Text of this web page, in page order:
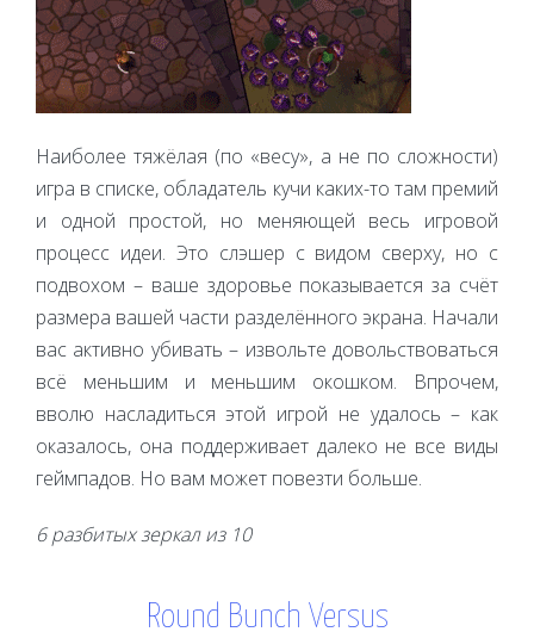
Наиболее тяжёлая (по «весу», а не по сложности)
игра в списке, обладатель кучи каких-то там премий
и одной простой, но меняющей весь игровой
процесс идеи. Это слэшер с видом сверху, но с
подвохом – ваше здоровье показывается за счёт
размера вашей части разделённого экрана. Начали
вас активно убивать – извольте довольствоваться
всё меньшим и меньшим окошком. Впрочем,
вволю насладиться этой игрой не удалось – как
оказалось, она поддерживает далеко не все виды
геймпадов. Но вам может повезти больше.
6 разбитых зеркал из 10
Round Bunch Versus